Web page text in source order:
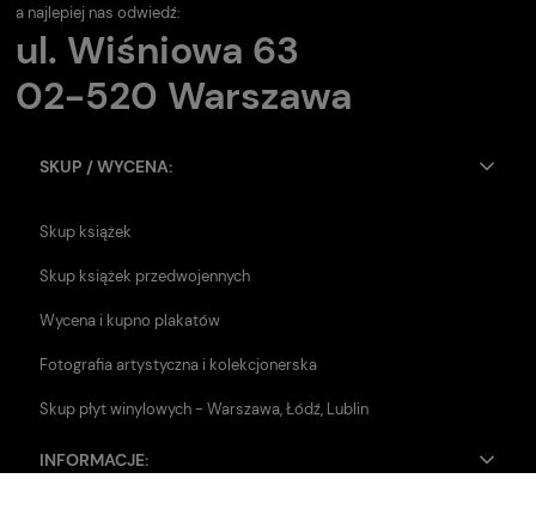
a najlepiej nas odwiedź:
ul. Wiśniowa 63
02-520 Warszawa
SKUP / WYCENA:
Skup książek
Skup książek przedwojennych
Wycena i kupno plakatów
Fotografia artystyczna i kolekcjonerska
Skup płyt winylowych - Warszawa, Łódź, Lublin
INFORMACJE: